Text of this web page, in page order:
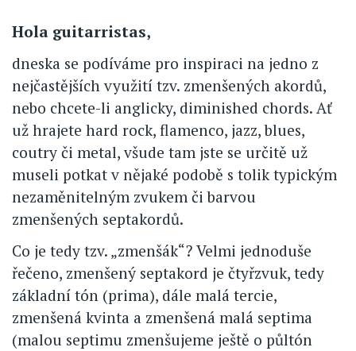
Hola guitarristas,
dneska se podíváme pro inspiraci na jedno z
nejčastějších využití tzv. zmenšených akordů,
nebo chcete-li anglicky, diminished chords. Ať
už hrajete hard rock, flamenco, jazz, blues,
coutry či metal, všude tam jste se určitě už
museli potkat v nějaké podobě s tolik typickým
nezaměnitelným zvukem či barvou
zmenšených septakordů.
Co je tedy tzv. „zmenšák“? Velmi jednoduše
řečeno, zmenšený septakord je čtyřzvuk, tedy
základní tón (prima), dále malá tercie,
zmenšená kvinta a zmenšená malá septima
(malou septimu zmenšujeme ještě o půltón